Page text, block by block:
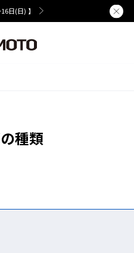
日(日) 】 熊本県で
種類